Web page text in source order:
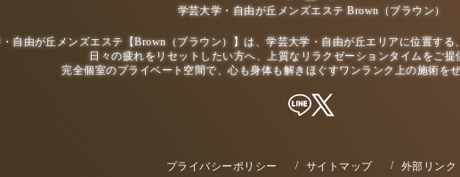
学芸大学・自由が丘メンズエステ Brown（ブラウン）
自由が丘メンズエステ【Brown（ブラウン）】は、学芸大学・自由が丘エリアに位置する
日々の疲れをリセットしたい方へ、上質なリラクゼーションタイムをご提
完全個室のプライベート空間で、心も身体も解きほぐすワンランク上の施術を
プライバシーポリシー サイトマップ 外部リンク